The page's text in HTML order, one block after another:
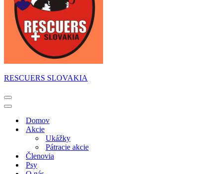
RESCUERS SLOVAKIA
Menu
navigácie
Menu
navigácieDomov
Akcie
Ukážky
Pátracie akcie
Členovia
Psy